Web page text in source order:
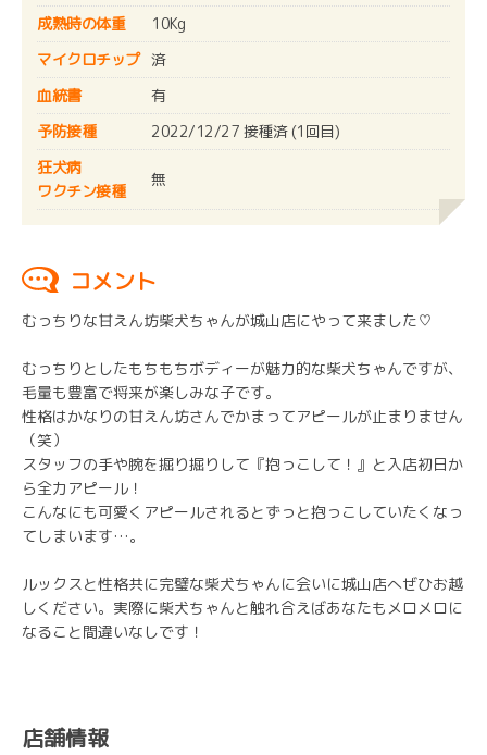
成熟時の体重
10Kg
マイクロチップ 済
血統書
有
予防接種
2022/12/27 接種済 (1回目)
狂犬病
ワクチン接種
無
コメント
むっちりな甘えん坊柴犬ちゃんが城山店にやって来ました♡
むっちりとしたもちもちボディーが魅力的な柴犬ちゃんですが、
毛量も豊富で将来が楽しみな子です。
性格はかなりの甘えん坊さんでかまってアピールが止まりません
（笑）
スタッフの手や腕を掘り掘りして『抱っこして！』と入店初日か
ら全力アピール！
こんなにも可愛くアピールされるとずっと抱っこしていたくなっ
てしまいます…。
ルックスと性格共に完璧な柴犬ちゃんに会いに城山店へぜひお越
しください。実際に柴犬ちゃんと触れ合えばあなたもメロメロに
なること間違いなしです！
店舗情報